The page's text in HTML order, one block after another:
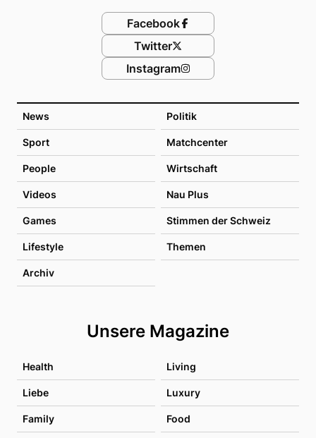
News Politik
Sport Matchcenter
People Wirtschaft
Videos Nau Plus
Games Stimmen der Schweiz
Lifestyle Themen
Archiv
Unsere Magazine
Health Living
Liebe Luxury
Family Food
Facebook
Twitter
Instagram